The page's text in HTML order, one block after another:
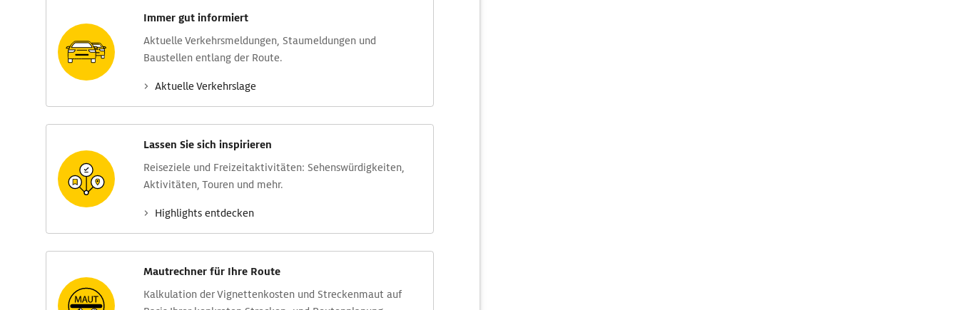
Immer gut informiert
Aktuelle Verkehrs­meldungen, Stau­meldungen und
Baustellen entlang der Route.
Aktuelle Verkehrs­lage
Lassen Sie sich inspirieren
Reise­ziele und Freizeit­aktivitäten: Sehens­würdig­keiten,
Aktivitäten, Touren und mehr.
Highlights entdecken
Mautrechner für Ihre Route
Kalkulation der Vignettenkosten und Streckenmaut auf